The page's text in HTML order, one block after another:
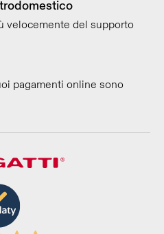
velocemente del supporto
pagamenti online sono